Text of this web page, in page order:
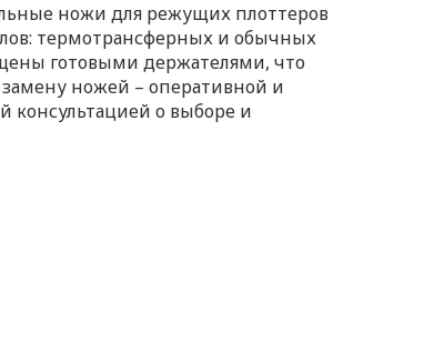
ножи для режущих плоттеров
термотрансферных и обычных
готовыми держателями, что
ножей – оперативной и
консультацией о выборе и